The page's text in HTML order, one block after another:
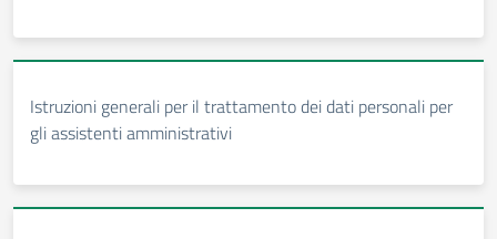
Istruzioni generali per il trattamento dei dati personali per
gli assistenti amministrativi